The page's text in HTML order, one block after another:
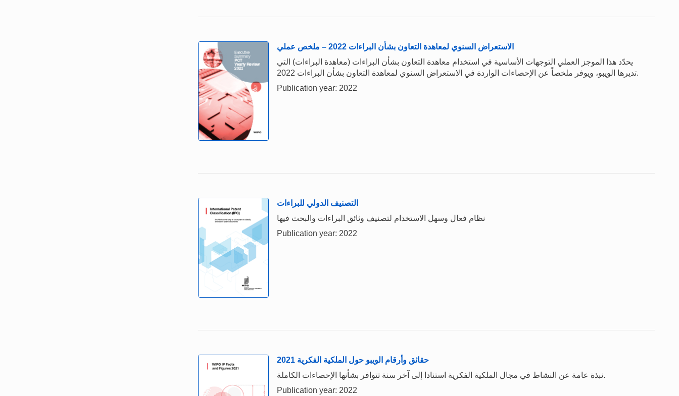
الاستعراض السنوي لمعاهدة التعاون بشأن البراءات 2022 – ملخص عملي
يحدّد هذا الموجز العملي التوجهات الأساسية في استخدام معاهدة التعاون بشأن البراءات (معاهدة البراءات) التي
تديرها الويبو، ويوفر ملخصاً عن الإحصاءات الواردة في الاستعراض السنوي لمعاهدة التعاون بشأن البراءات 2022.
Publication year: 2022
التصنيف الدولي للبراءات
نظام فعال وسهل الاستخدام لتصنيف وثائق البراءات والبحث فيها
Publication year: 2022
حقائق وأرقام الويبو حول الملكية الفكرية 2021
نبذة عامة عن النشاط في مجال الملكية الفكرية استنادا إلى آخر سنة تتوافر بشأنها الإحصاءات الكاملة.
Publication year: 2022